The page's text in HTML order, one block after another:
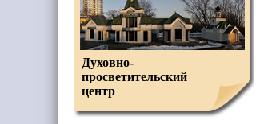
Духовно-
просветительский
центр